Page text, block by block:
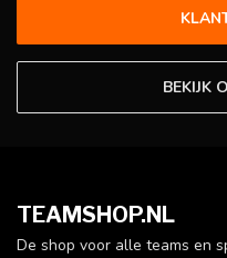
BEKIJK
TEAMSHOP.NL
De shop voor alle teams en